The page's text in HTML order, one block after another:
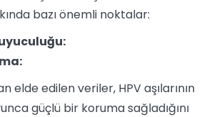
bazı önemli noktalar:
elde edilen veriler, HPV aşılarının
güçlü bir koruma sağladığını